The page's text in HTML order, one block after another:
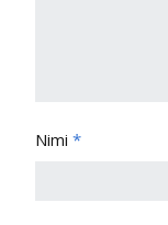
Nimi *